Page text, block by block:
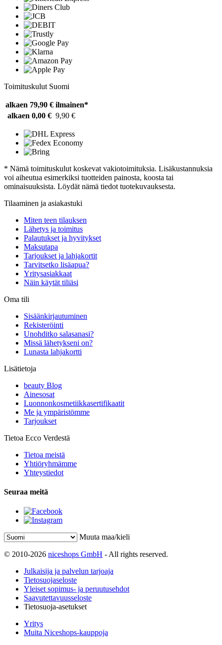
Toimituskulut Suomi
alkaen 79,90 € ilmainen*
alkaen 0,00 € 9,90 €
* Nämä toimituskulut koskevat vakiotoimituksia. Lisäkustannuksia
voi aiheutua esimerkiksi tuotteiden painosta, koosta tai
ominaisuuksista. Löydät nämä tiedot tuotekuvauksesta.
Tilaaminen ja asiakastuki
Miten teen tilauksen
Lähetys ja toimitus
Palautukset ja hyvitykset
Maksutapa
Tarjoukset ja lahjakortit
Tarvitsetko lisäapua?
Yritysasiakkaat
Näin käytät tiliäsi
Oma tili
Sisäänkirjautuminen
Rekisteröinti
Unohditko salasanasi?
Missä lähetykseni on?
Lunasta lahjakortti
Lisätietoja
beauty Blog
Ainesosat
Luonnonkosmetiikkasertifikaatit
Me ja ympäristömme
Tarjoukset
Tietoa Ecco Verdestä
Tietoa meistä
Yhtiöryhmämme
Yhteystiedot
Seuraa meitä
Muuta maa/kieli
© 2010-2026 niceshops GmbH - All rights reserved.
Julkaisija ja palvelun tarjoaja
Tietosuojaseloste
Yleiset sopimus- ja peruutusehdot
Saavutettavuusseloste
Tietosuoja-asetukset
Yritys
Muita Niceshops-kauppoja